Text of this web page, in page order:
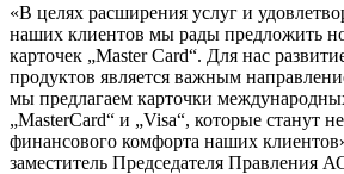
«В целях расширения услуг и
наших клиентов мы рады предложить
карточек „Master Card“. Для нас
продуктов является важным
мы предлагаем карточки
„MasterCard“ и „Visa“, которые станут
финансового комфорта наших
заместитель Председателя Правления